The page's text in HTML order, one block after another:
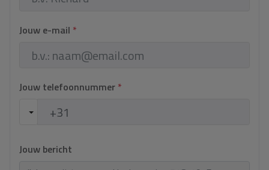
Jouw e-mail *
Jouw telefoonnummer *
Jouw bericht